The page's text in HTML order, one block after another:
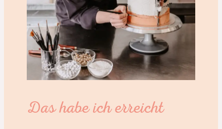
Das habe ich erreicht